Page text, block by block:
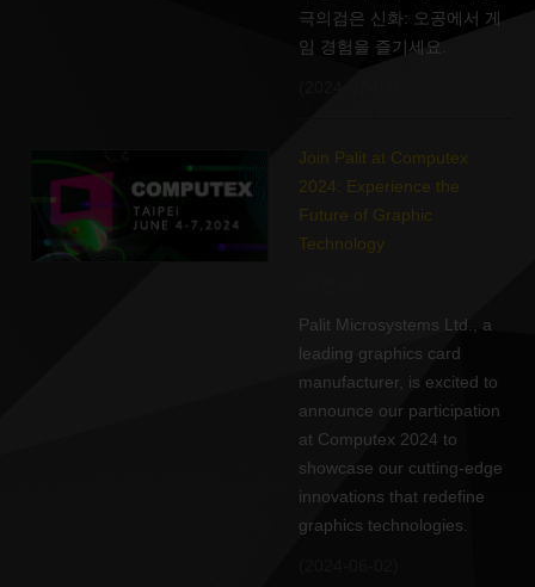
극의검은 신화: 오공에서 게
임 경험을 즐기세요.
Join Palit at Computex
2024: Experience the
Future of Graphic
Technology
Palit Microsystems Ltd., a
leading graphics card
manufacturer, is excited to
announce our participation
at Computex 2024 to
showcase our cutting-edge
innovations that redefine
graphics technologies.